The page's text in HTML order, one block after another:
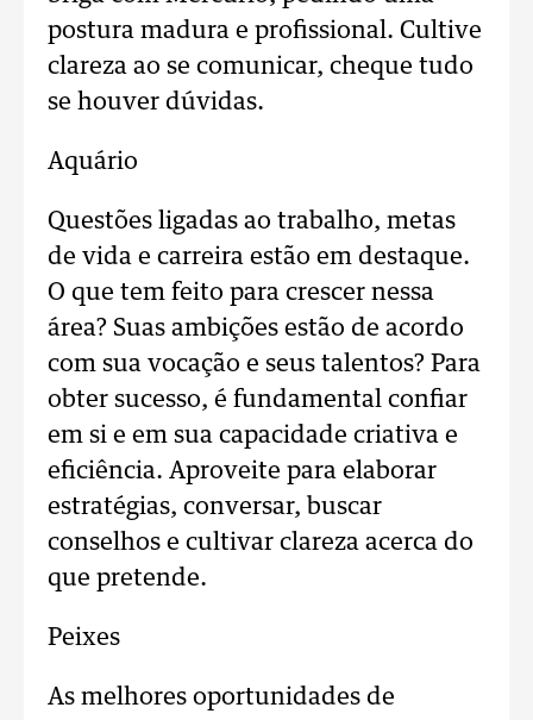
postura madura e profissional. Cultive
clareza ao se comunicar, cheque tudo
se houver dúvidas.
Aquário
Questões ligadas ao trabalho, metas
de vida e carreira estão em destaque.
O que tem feito para crescer nessa
área? Suas ambições estão de acordo
com sua vocação e seus talentos? Para
obter sucesso, é fundamental confiar
em si e em sua capacidade criativa e
eficiência. Aproveite para elaborar
estratégias, conversar, buscar
conselhos e cultivar clareza acerca do
que pretende.
Peixes
As melhores oportunidades de